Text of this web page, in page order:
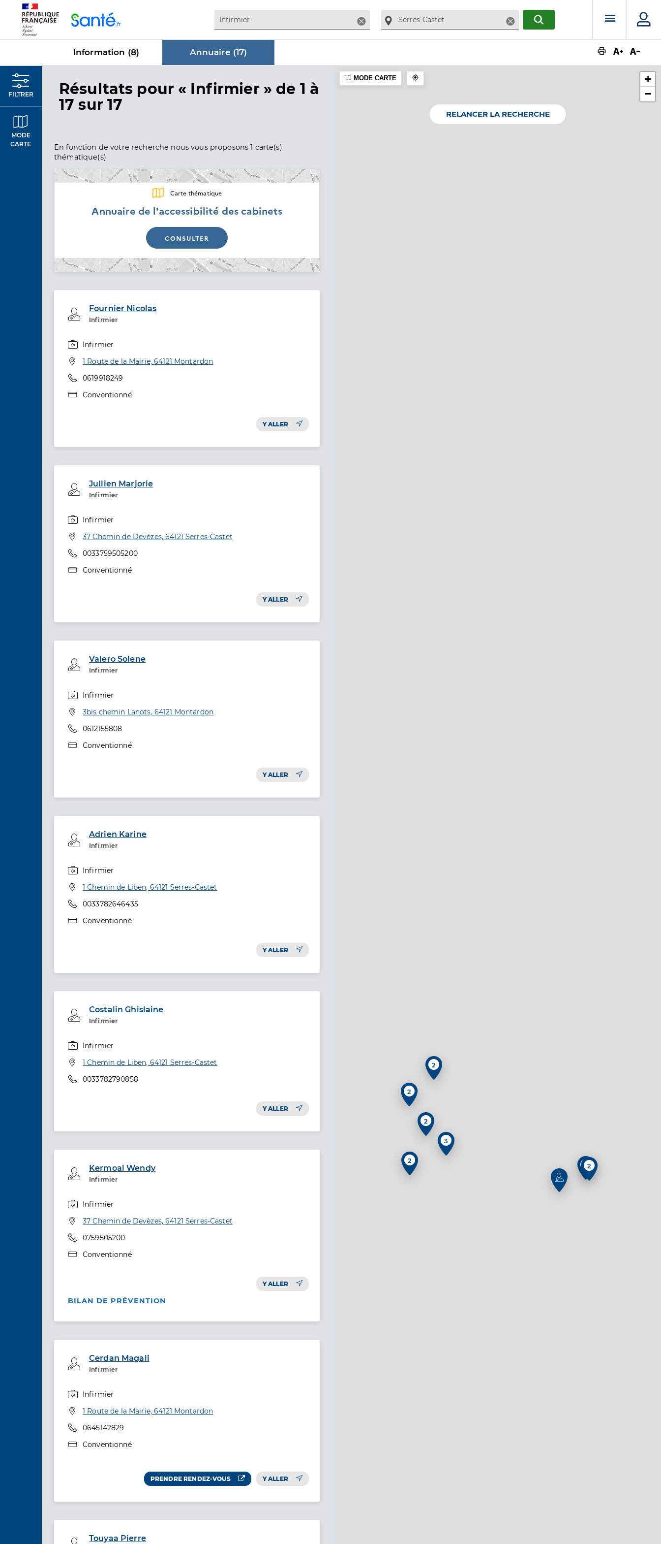
Supprimer SupprimerRECHERCHERMenu
Information (8) Annuaire (17)
FILTRER
MODE
CARTE
Résultats dans Annuaire
pour « Infirmier » de 1 à
17 sur 17
En fonction de votre recherche nous vous proposons 1 carte(s)
thématique(s)
Annuaire de l'accessibilité des cabinets
Carte thématique
CONSULTER
Fournier Nicolas
Infirmier
Professionel de santé
Infirmier
Adresse
1 Route de la Mairie, 64121 Montardon
Téléphone
0619918249
Type de convention
Conventionné
Y ALLER
Jullien Marjorie
Infirmier
Professionel de santé
Infirmier
Adresse
37 Chemin de Devèzes, 64121 Serres-Castet
Téléphone
0033759505200
Type de convention
Conventionné
Y ALLER
Valero Solene
Infirmier
Professionel de santé
Infirmier
Adresse
3bis chemin Lanots, 64121 Montardon
Téléphone
0612155808
Type de convention
Conventionné
Y ALLER
Adrien Karine
Infirmier
Professionel de santé
Infirmier
Adresse
1 Chemin de Liben, 64121 Serres-Castet
Téléphone
0033782646435
Type de convention
Conventionné
Y ALLER
Costalin Ghislaine
Infirmier
Professionel de santé
Infirmier
Adresse
1 Chemin de Liben, 64121 Serres-Castet
Téléphone
0033782790858
Y ALLER
Kermoal Wendy
Infirmier
Professionel de santé
Infirmier
Adresse
37 Chemin de Devèzes, 64121 Serres-Castet
Téléphone
0759505200
Type de convention
Conventionné
Y ALLER
BILAN DE PRÉVENTION
Cerdan Magali
Infirmier
Professionel de santé
Infirmier
Adresse
1 Route de la Mairie, 64121 Montardon
Téléphone
0645142829
Type de convention
Conventionné
PRENDRE RENDEZ-VOUS Y ALLER
Touyaa Pierre
2
2
2
2
2
2
3
+
−
MODE CARTE
RELANCER LA RECHERCHE
Panneau de gestion des cookies